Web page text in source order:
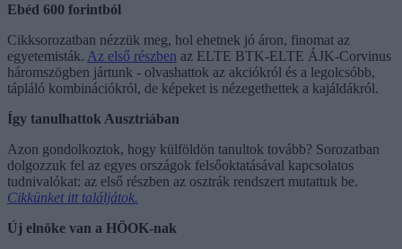
Ebéd 600 forintból
Cikksorozatban nézzük meg, hol ehetnek jó áron, finomat az
egyetemisták. Az első részben az ELTE BTK-ELTE ÁJK-Corvinus
háromszögben jártunk - olvashattok az akciókról és a legolcsóbb,
tápláló kombinációkról, de képeket is nézegethettek a kajáldákról.
Így tanulhattok Ausztriában
Azon gondolkoztok, hogy külföldön tanultok tovább? Sorozatban
dolgozzuk fel az egyes országok felsőoktatásával kapcsolatos
tudnivalókat: az első részben az osztrák rendszert mutattuk be.
Cikkünket itt találjátok.
Új elnöke van a HÖOK-nak